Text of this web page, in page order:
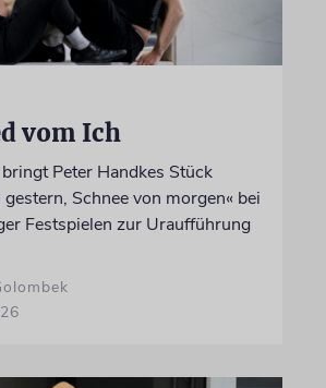
vom Ich
Peter Handkes Stück
gestern, Schnee von morgen« bei
Festspielen zur Uraufführung